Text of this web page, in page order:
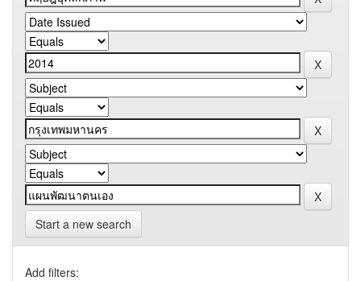
Start a new search
Add filters: